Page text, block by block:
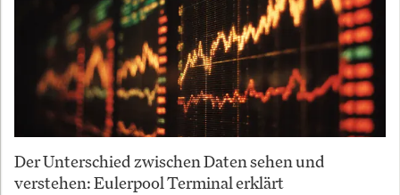
Der Unterschied zwischen Daten sehen und
verstehen: Eulerpool Terminal erklärt